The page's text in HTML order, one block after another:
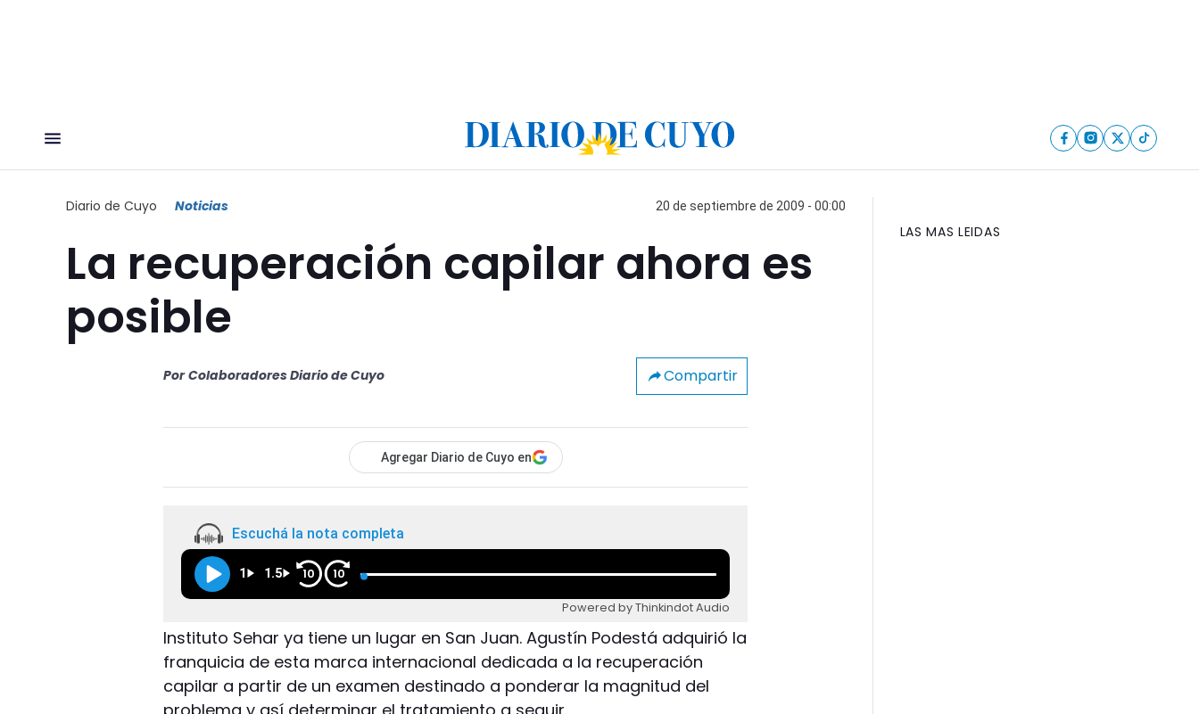
Diario de Cuyo Noticias 20 de septiembre de 2009 - 00:00
La recuperación capilar ahora es
posible
Por Colaboradores Diario de Cuyo Compartir
Agregar Diario de Cuyo en
Escuchá la nota completa
1 1.5 10 10
Powered by Thinkindot Audio
Instituto Sehar ya tiene un lugar en San Juan. Agustín Podestá adquirió la
franquicia de esta marca internacional dedicada a la recuperación
capilar a partir de un examen destinado a ponderar la magnitud del
problema y así determinar el tratamiento a seguir.
LAS MAS LEIDAS